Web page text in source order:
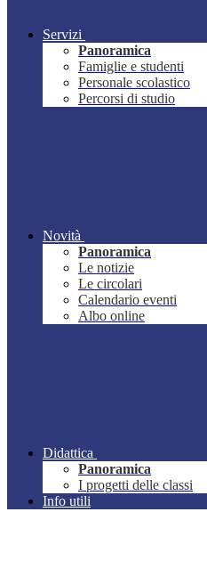
Servizi
Panoramica
Famiglie e studenti
Personale scolastico
Percorsi di studio
Novità
Panoramica
Le notizie
Le circolari
Calendario eventi
Albo online
Didattica
Panoramica
I progetti delle classi
Info utili